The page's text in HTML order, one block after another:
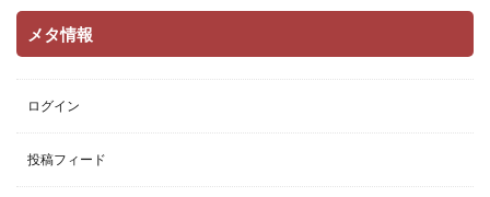
メタ情報
ログイン
投稿フィード